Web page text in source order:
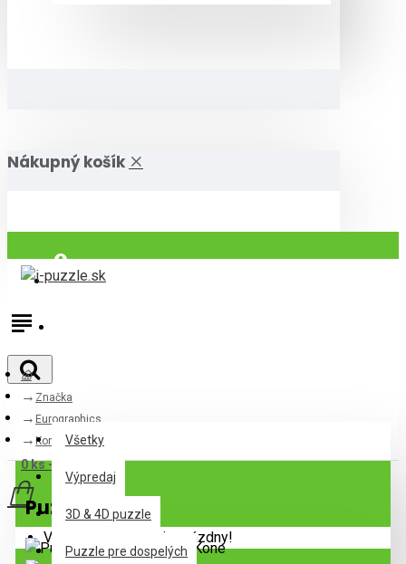
Nákupný košík
Prihlásiť
Všetky
Všetky
Výpredaj
3D & 4D puzzle
Puzzle pre dospelých
0 ks - 0,00€
Váš nákupný košík je prázdny!
Značka
Eurographics
Kone
Puzzle Kone